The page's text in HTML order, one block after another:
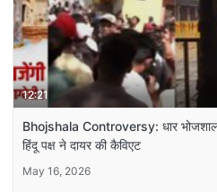
12:21
Bhojshala Controversy: धार
हिंदू पक्ष ने दायर की कैविएट
May 16, 2026